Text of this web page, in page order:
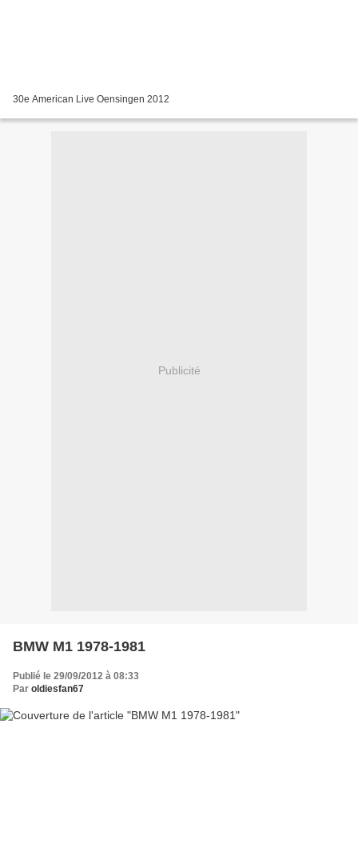
30e American Live Oensingen 2012
Publicité
BMW M1 1978-1981
Publié le 29/09/2012 à 08:33
Par oldiesfan67